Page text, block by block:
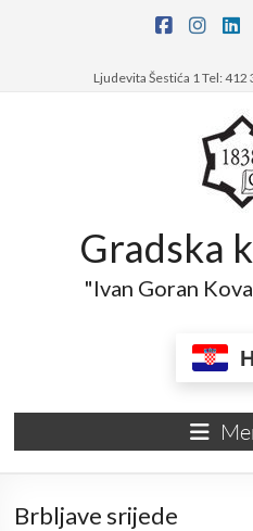
Ljudevita Šestića 1 Tel:
Gradska
"Ivan Goran
Brbljave srijede